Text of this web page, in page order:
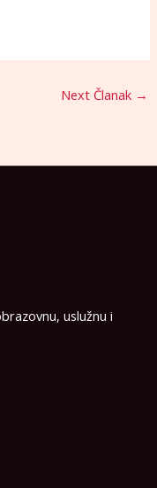
Next Članak →
uslužnu i